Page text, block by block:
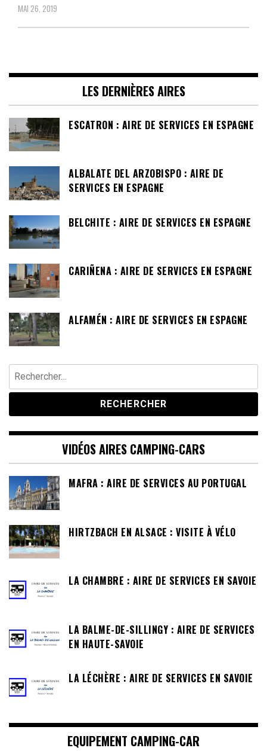
MAI 26, 2019
LES DERNIÈRES AIRES
ESCATRON : AIRE DE SERVICES EN ESPAGNE
ALBALATE DEL ARZOBISPO : AIRE DE
SERVICES EN ESPAGNE
BELCHITE : AIRE DE SERVICES EN ESPAGNE
CARIÑENA : AIRE DE SERVICES EN ESPAGNE
ALFAMÉN : AIRE DE SERVICES EN ESPAGNE
Rechercher :
VIDÉOS AIRES CAMPING-CARS
MAFRA : AIRE DE SERVICES AU PORTUGAL
HIRTZBACH EN ALSACE : VISITE À VÉLO
LA CHAMBRE : AIRE DE SERVICES EN SAVOIE
LA BALME-DE-SILLINGY : AIRE DE SERVICES
EN HAUTE-SAVOIE
LA LÉCHÈRE : AIRE DE SERVICES EN SAVOIE
EQUIPEMENT CAMPING-CAR